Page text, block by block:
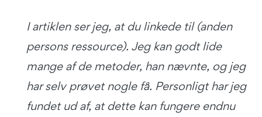
I artiklen ser jeg, at du linkede til (anden
persons ressource). Jeg kan godt lide
mange af de metoder, han nævnte, og jeg
har selv prøvet nogle få. Personligt har jeg
fundet ud af, at dette kan fungere endnu